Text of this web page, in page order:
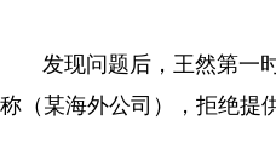
发现问题后，王然第一时
称（某海外公司），拒绝提